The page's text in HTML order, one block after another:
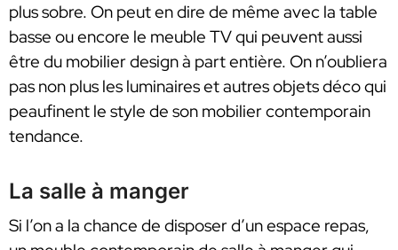
plus sobre. On peut en dire de même avec la table
basse ou encore le meuble TV qui peuvent aussi
être du mobilier design à part entière. On n’oubliera
pas non plus les luminaires et autres objets déco qui
peaufinent le style de son mobilier contemporain
tendance.
La salle à manger
Si l’on a la chance de disposer d’un espace repas,